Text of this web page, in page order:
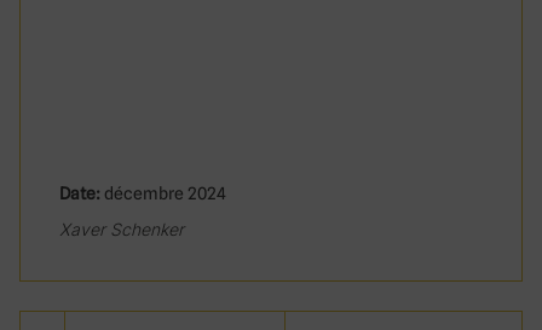
Date: décembre 2024
Xaver Schenker